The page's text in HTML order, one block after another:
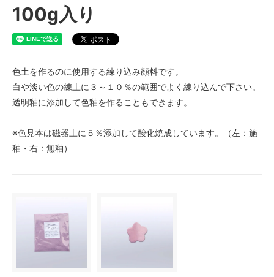
100g入り
色土を作るのに使用する練り込み顔料です。
白や淡い色の練土に３～１０％の範囲でよく練り込んで下さい。
透明釉に添加して色釉を作ることもできます。
※色見本は磁器土に５％添加して酸化焼成しています。（左：施
釉・右：無釉）